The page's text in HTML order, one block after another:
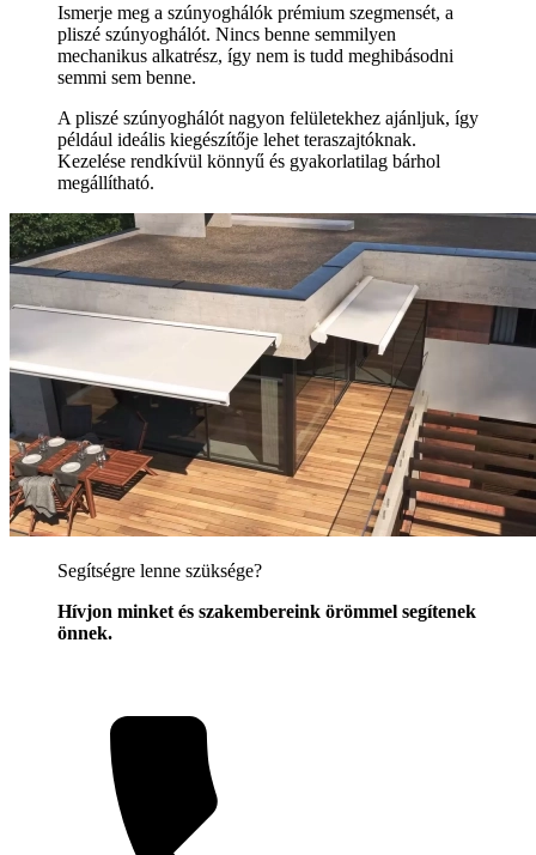
Ismerje meg a szúnyoghálók prémium szegmensét, a
pliszé szúnyoghálót. Nincs benne semmilyen
mechanikus alkatrész, így nem is tudd meghibásodni
semmi sem benne.
A pliszé szúnyoghálót nagyon felületekhez ajánljuk, így
például ideális kiegészítője lehet teraszajtóknak.
Kezelése rendkívül könnyű és gyakorlatilag bárhol
megállítható.
Segítségre lenne szüksége?
Hívjon minket és szakembereink örömmel segítenek
önnek.